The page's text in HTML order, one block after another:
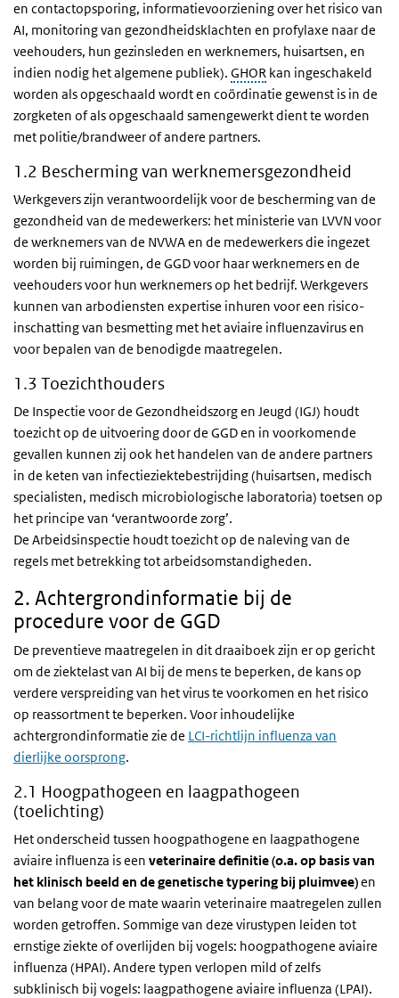
en contactopsporing, informatievoorziening over het risico van
AI, monitoring van gezondheidsklachten en profylaxe naar de
veehouders, hun gezinsleden en werknemers, huisartsen, en
indien nodig het algemene publiek). GHOR kan ingeschakeld
worden als opgeschaald wordt en coördinatie gewenst is in de
zorgketen of als opgeschaald samengewerkt dient te worden
met politie/brandweer of andere partners.
1.2 Bescherming van werknemersgezondheid
Werkgevers zijn verantwoordelijk voor de bescherming van de
gezondheid van de medewerkers: het ministerie van LVVN voor
de werknemers van de NVWA en de medewerkers die ingezet
worden bij ruimingen, de GGD voor haar werknemers en de
veehouders voor hun werknemers op het bedrijf. Werkgevers
kunnen van arbodiensten expertise inhuren voor een risico-
inschatting van besmetting met het aviaire influenzavirus en
voor bepalen van de benodigde maatregelen.
1.3 Toezichthouders
De Inspectie voor de Gezondheidszorg en Jeugd (IGJ) houdt
toezicht op de uitvoering door de GGD en in voorkomende
gevallen kunnen zij ook het handelen van de andere partners
in de keten van infectieziektebestrijding (huisartsen, medisch
specialisten, medisch microbiologische laboratoria) toetsen op
het principe van ‘verantwoorde zorg’.
De Arbeidsinspectie houdt toezicht op de naleving van de
regels met betrekking tot arbeidsomstandigheden.
2. Achtergrondinformatie bij de
procedure voor de GGD
De preventieve maatregelen in dit draaiboek zijn er op gericht
om de ziektelast van AI bij de mens te beperken, de kans op
verdere verspreiding van het virus te voorkomen en het risico
op reassortment te beperken. Voor inhoudelijke
achtergrondinformatie zie de LCI-richtlijn influenza van
dierlijke oorsprong.
2.1 Hoogpathogeen en laagpathogeen
(toelichting)
Het onderscheid tussen hoogpathogene en laagpathogene
aviaire influenza is een veterinaire definitie (o.a. op basis van
het klinisch beeld en de genetische typering bij pluimvee)en
van belang voor de mate waarin veterinaire maatregelen zullen
worden getroffen. Sommige van deze virustypen leiden tot
ernstige ziekte of overlijden bij vogels: hoogpathogene aviaire
influenza (HPAI). Andere typen verlopen mild of zelfs
subklinisch bij vogels: laagpathogene aviaire influenza (LPAI).